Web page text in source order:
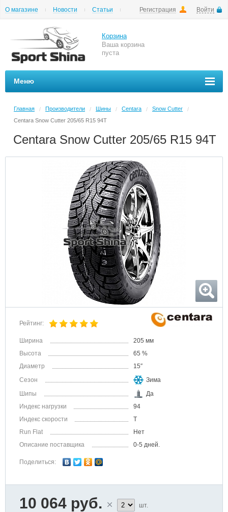
Регистрация Войти
О магазине Новости
Статьи
Корзина
Ваша корзина
пуста
Меню
Главная / Производители / Шины / Centara / Snow Cutter
/
Centara Snow Cutter 205/65 R15 94T
Centara Snow Cutter 205/65 R15 94T
Рейтинг:
Ширина
205 мм
Высота
65 %
Диаметр
15″
Сезон
Зима
Шипы
Да
Индекс нагрузки
94
Индекс скорости
T
Run Flat
Нет
Описание поставщика
0-5 дней.
Поделиться:
10 064 руб. шт.